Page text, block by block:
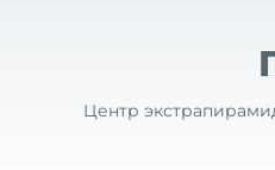
Центр